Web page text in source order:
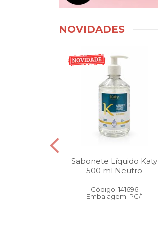
NOVIDADES
Sabonete Líquido Katy
500 ml Neutro
Código: 141696
Embalagem: PC/1